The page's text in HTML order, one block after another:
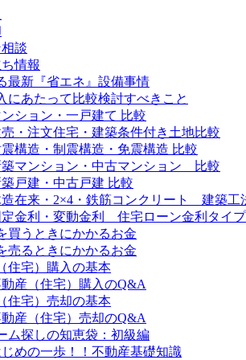
談
情報
最新『省エネ』設備事情
にあたって比較検討すべきこと
ンション・一戸建て 比較
・注文住宅・建築条件付き土地比較
構造・制震構造・免震構造 比較
築マンション・中古マンション 比較
戸建・中古戸建 比較
造在来・2×4・鉄筋コンクリート 建築工
定金利・変動金利 住宅ローン金利タイ
買うときにかかるお金
売るときにかかるお金
住宅）購入の基本
産（住宅）購入のQ&A
住宅）売却の基本
産（住宅）売却のQ&A
ム探しの知恵袋：初級編
じめの一歩！！不動産基礎知識